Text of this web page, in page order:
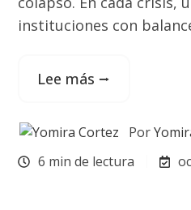
instituciones con
Lee más ⭢
Por
6 min de lectura